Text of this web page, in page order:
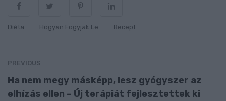
Diéta Hogyan Fogyjak Le Recept
PREVIOUS
Ha nem megy másképp, lesz gyógyszer az
elhízás ellen – Új terápiát fejlesztettek ki